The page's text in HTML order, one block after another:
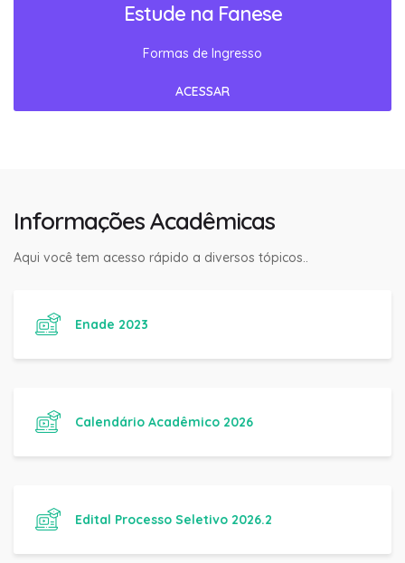
Estude na Fanese
Formas de Ingresso
ACESSAR
Informações Acadêmicas
Aqui você tem acesso rápido a diversos tópicos..
Enade 2023
Calendário Acadêmico 2026
Edital Processo Seletivo 2026.2